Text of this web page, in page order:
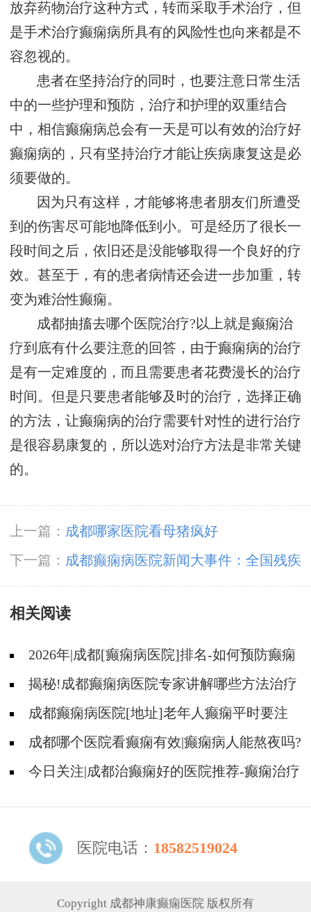
放弃药物治疗这种方式，转而采取手术治疗，但
是手术治疗癫痫病所具有的风险性也向来都是不
容忽视的。
患者在坚持治疗的同时，也要注意日常生活
中的一些护理和预防，治疗和护理的双重结合
中，相信癫痫病总会有一天是可以有效的治疗好
癫痫病的，只有坚持治疗才能让疾病康复这是必
须要做的。
因为只有这样，才能够将患者朋友们所遭受
到的伤害尽可能地降低到小。可是经历了很长一
段时间之后，依旧还是没能够取得一个良好的疗
效。甚至于，有的患者病情还会进一步加重，转
变为难治性癫痫。
成都抽搐去哪个医院治疗?以上就是癫痫治
疗到底有什么要注意的回答，由于癫痫病的治疗
是有一定难度的，而且需要患者花费漫长的治疗
时间。但是只要患者能够及时的治疗，选择正确
的方法，让癫痫病的治疗需要针对性的进行治疗
是很容易康复的，所以选对治疗方法是非常关键
的。
上一篇： 成都哪家医院看母猪疯好
下一篇： 成都癫痫病医院新闻大事件：全国残疾
预防日，降低因癫痫病致残发生率，神康倡导癫
痫诊治越早越好
相关阅读
2026年|成都[癫痫病医院]排名-如何预防癫痫
治疗走入误区?
揭秘!成都癫痫病医院专家讲解哪些方法治疗
癫痫好?
成都癫痫病医院[地址]老年人癫痫平时要注
意什么?
成都哪个医院看癫痫有效|癫痫病人能熬夜吗?
今日关注|成都治癫痫好的医院推荐-癫痫治疗
医院电话： 18582519024
Copyright 成都神康癫痫医院 版权所有